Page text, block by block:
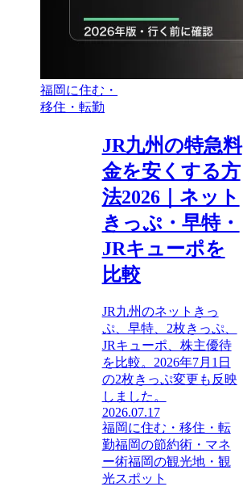
福岡に住む・
移住・転勤
JR九州の特急料
金を安くする方
法2026｜ネット
きっぷ・早特・
JRキューポを
比較
JR九州のネットきっ
ぷ、早特、2枚きっぷ、
JRキューポ、株主優待
を比較。2026年7月1日
の2枚きっぷ変更も反映
しました。
2026.07.17
福岡に住む・移住・転
勤福岡の節約術・マネ
ー術福岡の観光地・観
光スポット